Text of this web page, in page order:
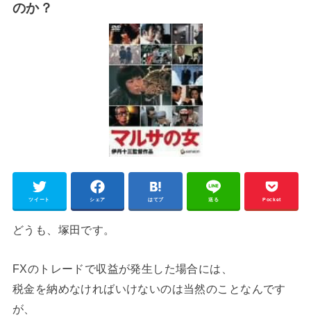
のか？
ツイート シェア はてブ 送る Pocket
どうも、塚田です。
FXのトレードで収益が発生した場合には、
税金を納めなければいけないのは当然のことなんです
が、